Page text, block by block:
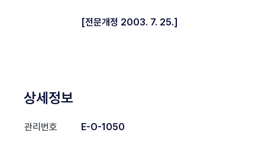
[전문개정 2003. 7. 25.]
상세정보
관리번호
E-O-1050